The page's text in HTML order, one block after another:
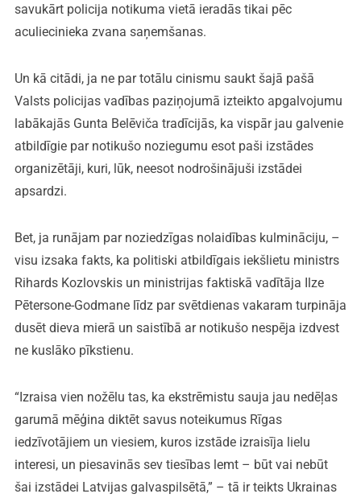
savukārt policija notikuma vietā ieradās tikai pēc
aculiecinieka zvana saņemšanas.
Un kā citādi, ja ne par totālu cinismu saukt šajā pašā
Valsts policijas vadības paziņojumā izteikto apgalvojumu
labākajās Gunta Belēviča tradīcijās, ka vispār jau galvenie
atbildīgie par notikušo noziegumu esot paši izstādes
organizētāji, kuri, lūk, neesot nodrošinājuši izstādei
apsardzi.
Bet, ja runājam par noziedzīgas nolaidības kulmināciju, –
visu izsaka fakts, ka politiski atbildīgais iekšlietu ministrs
Rihards Kozlovskis un ministrijas faktiskā vadītāja Ilze
Pētersone-Godmane līdz par svētdienas vakaram turpināja
dusēt dieva mierā un saistībā ar notikušo nespēja izdvest
ne kuslāko pīkstienu.
“Izraisa vien nožēlu tas, ka ekstrēmistu sauja jau nedēļas
garumā mēģina diktēt savus noteikumus Rīgas
iedzīvotājiem un viesiem, kuros izstāde izraisīja lielu
interesi, un piesavinās sev tiesības lemt – būt vai nebūt
šai izstādei Latvijas galvaspilsētā,” – tā ir teikts Ukrainas